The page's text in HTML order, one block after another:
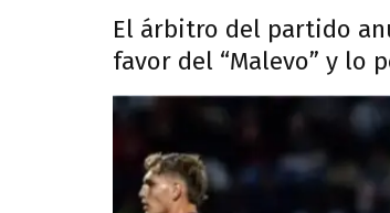
El árbitro del partido
favor del “Malevo” y lo